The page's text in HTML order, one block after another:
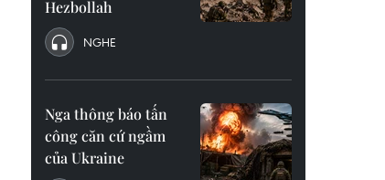
Hezbollah
NGHE
Nga thông báo tấn
công căn cứ ngầm
của Ukraine